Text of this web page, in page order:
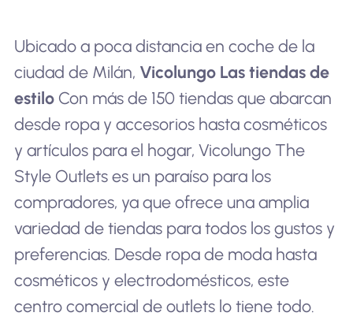
Ubicado a poca distancia en coche de la
ciudad de Milán, Vicolungo Las tiendas de
estiloCon más de 150 tiendas que abarcan
desde ropa y accesorios hasta cosméticos
y artículos para el hogar, Vicolungo The
Style Outlets es un paraíso para los
compradores, ya que ofrece una amplia
variedad de tiendas para todos los gustos y
preferencias. Desde ropa de moda hasta
cosméticos y electrodomésticos, este
centro comercial de outlets lo tiene todo.